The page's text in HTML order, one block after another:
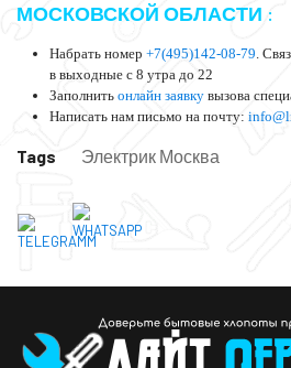
МОСКОВСКОЙ ОБЛАСТИ :
Набрать номер +7(495)142-08-79.
в выходные с 8 утра до 22
Заполнить онлайн заявку вызова
Написать нам письмо на почту:
Tags Электрик Москва